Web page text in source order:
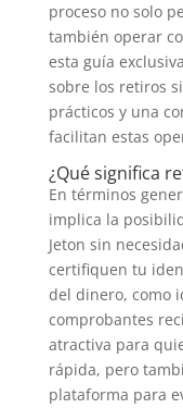
proceso no solo
también operar
esta guía
sobre los retiros
prácticos y una
facilitan estas
¿Qué significa
En términos
implica la
Jeton sin
certifiquen tu
del dinero, como
comprobantes
atractiva para
rápida, pero
plataforma para